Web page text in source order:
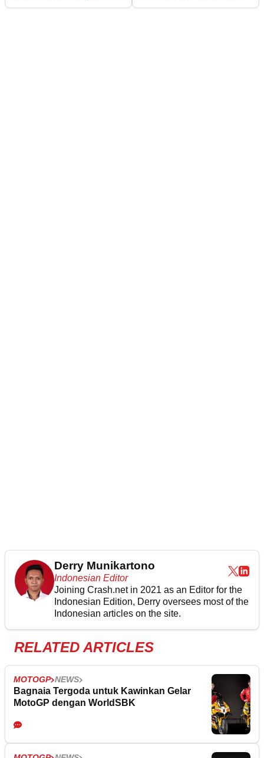
Derry Munikartono
Indonesian Editor
Joining Crash.net in 2021 as an Editor for the
Indonesian Edition, Derry oversees most of the
Indonesian articles on the site.
RELATED ARTICLES
MOTOGP NEWS
Bagnaia Tergoda untuk Kawinkan Gelar
MotoGP dengan WorldSBK